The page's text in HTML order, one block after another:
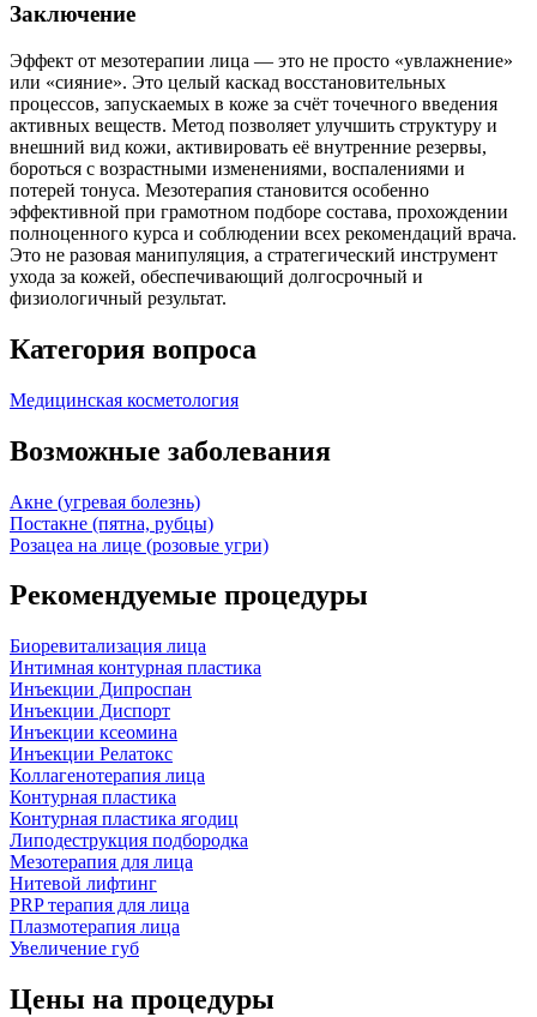
Заключение
Эффект от мезотерапии лица — это не просто «увлажнение»
или «сияние». Это целый каскад восстановительных
процессов, запускаемых в коже за счёт точечного введения
активных веществ. Метод позволяет улучшить структуру и
внешний вид кожи, активировать её внутренние резервы,
бороться с возрастными изменениями, воспалениями и
потерей тонуса. Мезотерапия становится особенно
эффективной при грамотном подборе состава, прохождении
полноценного курса и соблюдении всех рекомендаций врача.
Это не разовая манипуляция, а стратегический инструмент
ухода за кожей, обеспечивающий долгосрочный и
физиологичный результат.
Категория вопроса
Медицинская косметология
Возможные заболевания
Акне (угревая болезнь)
Постакне (пятна, рубцы)
Розацеа на лице (розовые угри)
Рекомендуемые процедуры
Биоревитализация лица
Интимная контурная пластика
Инъекции Дипроспан
Инъекции Диспорт
Инъекции ксеомина
Инъекции Релатокс
Коллагенотерапия лица
Контурная пластика
Контурная пластика ягодиц
Липодеструкция подбородка
Мезотерапия для лица
Нитевой лифтинг
PRP терапия для лица
Плазмотерапия лица
Увеличение губ
Цены на процедуры